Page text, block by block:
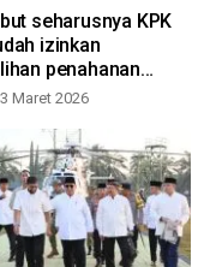
seharusnya KPK
izinkan
penahanan
Maret 2026